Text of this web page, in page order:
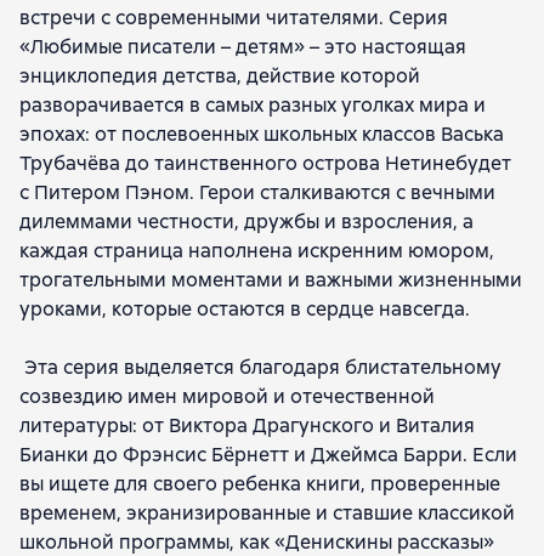
встречи с современными читателями. Серия
«Любимые писатели – детям» – это настоящая
энциклопедия детства, действие которой
разворачивается в самых разных уголках мира и
эпохах: от послевоенных школьных классов Васька
Трубачёва до таинственного острова Нетинебудет
с Питером Пэном. Герои сталкиваются с вечными
дилеммами честности, дружбы и взросления, а
каждая страница наполнена искренним юмором,
трогательными моментами и важными жизненными
уроками, которые остаются в сердце навсегда.
Эта серия выделяется благодаря блистательному
созвездию имен мировой и отечественной
литературы: от Виктора Драгунского и Виталия
Бианки до Фрэнсис Бёрнетт и Джеймса Барри. Если
вы ищете для своего ребенка книги, проверенные
временем, экранизированные и ставшие классикой
школьной программы, как «Денискины рассказы»